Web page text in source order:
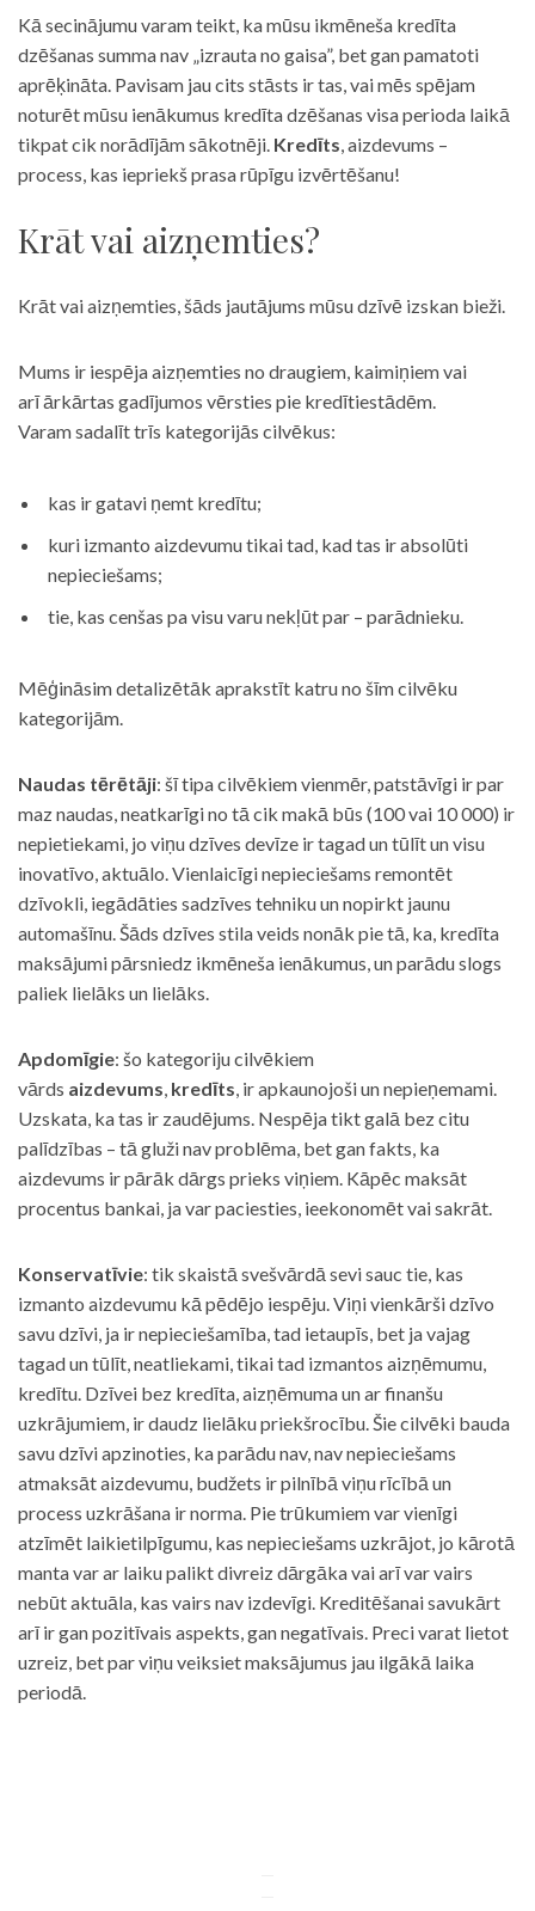
Kā secinājumu varam teikt, ka mūsu ikmēneša kredīta
dzēšanas summa nav „izrauta no gaisa”, bet gan pamatoti
aprēķināta. Pavisam jau cits stāsts ir tas, vai mēs spējam
noturēt mūsu ienākumus kredīta dzēšanas visa perioda laikā
tikpat cik norādījām sākotnēji. Kredīts, aizdevums –
process, kas iepriekš prasa rūpīgu izvērtēšanu!
Krāt vai aizņemties?
Krāt vai aizņemties, šāds jautājums mūsu dzīvē izskan bieži.
Mums ir iespēja aizņemties no draugiem, kaimiņiem vai
arī ārkārtas gadījumos vērsties pie kredītiestādēm.
Varam sadalīt trīs kategorijās cilvēkus:
kas ir gatavi ņemt kredītu;
kuri izmanto aizdevumu tikai tad, kad tas ir absolūti
nepieciešams;
tie, kas cenšas pa visu varu nekļūt par – parādnieku.
Mēģināsim detalizētāk aprakstīt katru no šīm cilvēku
kategorijām.
Naudas tērētāji: šī tipa cilvēkiem vienmēr, patstāvīgi ir par
maz naudas, neatkarīgi no tā cik makā būs (100 vai 10 000) ir
nepietiekami, jo viņu dzīves devīze ir tagad un tūlīt un visu
inovatīvo, aktuālo. Vienlaicīgi nepieciešams remontēt
dzīvokli, iegādāties sadzīves tehniku un nopirkt jaunu
automašīnu. Šāds dzīves stila veids nonāk pie tā, ka, kredīta
maksājumi pārsniedz ikmēneša ienākumus, un parādu slogs
paliek lielāks un lielāks.
Apdomīgie: šo kategoriju cilvēkiem
vārds aizdevums, kredīts, ir apkaunojoši un nepieņemami.
Uzskata, ka tas ir zaudējums. Nespēja tikt galā bez citu
palīdzības – tā gluži nav problēma, bet gan fakts, ka
aizdevums ir pārāk dārgs prieks viņiem. Kāpēc maksāt
procentus bankai, ja var paciesties, ieekonomēt vai sakrāt.
Konservatīvie: tik skaistā svešvārdā sevi sauc tie, kas
izmanto aizdevumu kā pēdējo iespēju. Viņi vienkārši dzīvo
savu dzīvi, ja ir nepieciešamība, tad ietaupīs, bet ja vajag
tagad un tūlīt, neatliekami, tikai tad izmantos aizņēmumu,
kredītu. Dzīvei bez kredīta, aizņēmuma un ar finanšu
uzkrājumiem, ir daudz lielāku priekšrocību. Šie cilvēki bauda
savu dzīvi apzinoties, ka parādu nav, nav nepieciešams
atmaksāt aizdevumu, budžets ir pilnībā viņu rīcībā un
process uzkrāšana ir norma. Pie trūkumiem var vienīgi
atzīmēt laikietilpīgumu, kas nepieciešams uzkrājot, jo kārotā
manta var ar laiku palikt divreiz dārgāka vai arī var vairs
nebūt aktuāla, kas vairs nav izdevīgi. Kreditēšanai savukārt
arī ir gan pozitīvais aspekts, gan negatīvais. Preci varat lietot
uzreiz, bet par viņu veiksiet maksājumus jau ilgākā laika
periodā.